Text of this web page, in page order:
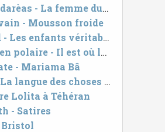
Mènis Koumandarèas - La femme du métro
- Mousson froide
Thibault Bérard - Les enfants véritables
Lespaysannes en polaire - Il est où le patron ?
- Mariama Bâ
Cécile Coulon - La langue des choses cachées
Lolita à Téhéran
- Satires
Bristol